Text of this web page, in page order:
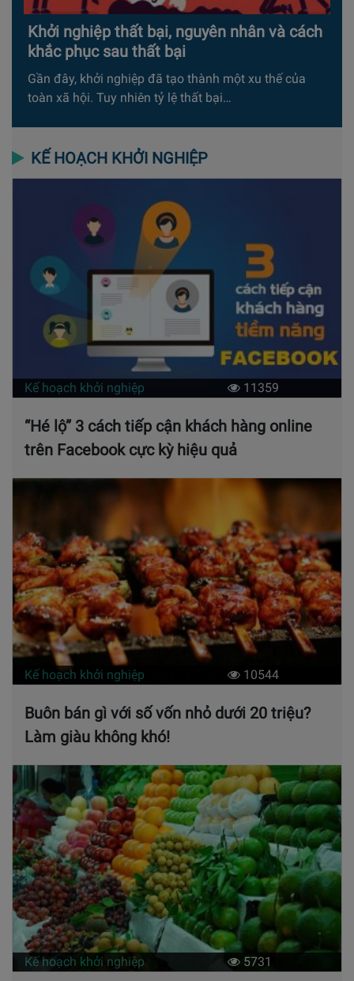
Khởi nghiệp thất bại, nguyên nhân và cách
khắc phục sau thất bại
Gần đây, khởi nghiệp đã tạo thành một xu thế của
toàn xã hội. Tuy nhiên tỷ lệ thất bại…
KẾ HOẠCH KHỞI NGHIỆP
Kế hoạch khởi nghiệp 11359
“Hé lộ” 3 cách tiếp cận khách hàng online
trên Facebook cực kỳ hiệu quả
Kế hoạch khởi nghiệp 10544
Buôn bán gì với số vốn nhỏ dưới 20 triệu?
Làm giàu không khó!
Kế hoạch khởi nghiệp 5731